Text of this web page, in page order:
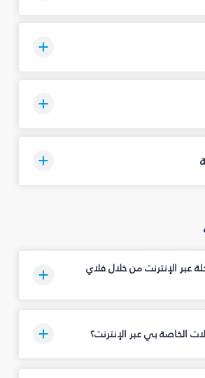
عبر الإنترنت من خلال فلاي
الخاصة بي عبر الإنترنت؟